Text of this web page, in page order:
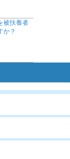
被扶養者
か？